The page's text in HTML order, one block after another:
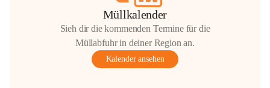
Müllkalender
Sieh dir die kommenden Termine für die
Müllabfuhr in deiner Region an.
Kalender ansehen